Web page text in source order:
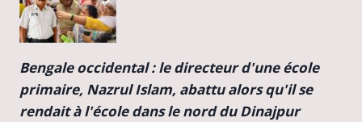
Bengale occidental : le directeur d'une école
primaire, Nazrul Islam, abattu alors qu'il se
rendait à l'école dans le nord du Dinajpur